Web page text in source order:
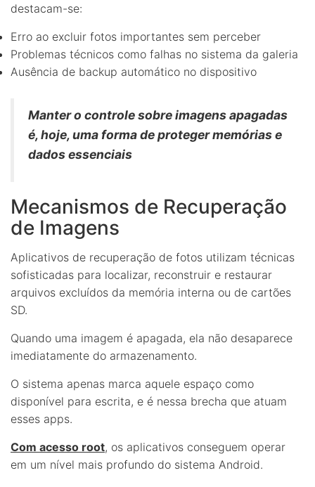
destacam-se:
Erro ao excluir fotos importantes sem perceber
Problemas técnicos como falhas no sistema da galeria
Ausência de backup automático no dispositivo
Manter o controle sobre imagens apagadas
é, hoje, uma forma de proteger memórias e
dados essenciais
Mecanismos de Recuperação
de Imagens
Aplicativos de recuperação de fotos utilizam técnicas
sofisticadas para localizar, reconstruir e restaurar
arquivos excluídos da memória interna ou de cartões
SD.
Quando uma imagem é apagada, ela não desaparece
imediatamente do armazenamento.
O sistema apenas marca aquele espaço como
disponível para escrita, e é nessa brecha que atuam
esses apps.
Com acesso root, os aplicativos conseguem operar
em um nível mais profundo do sistema Android.